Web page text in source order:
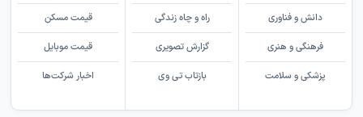
دانش و فناوری
فرهنگی و هنری
پزشکی و سلامت
راه و چاه زندگی
گزارش تصویری
بازتاب تی وی
قیمت مسکن
قیمت موبایل
اخبار شرکت‌ها